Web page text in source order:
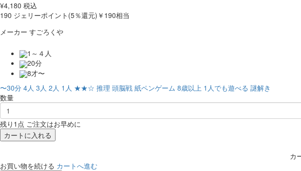
¥4,180 税込
190 ジェリーポイント(5％還元) ￥190相当
メーカー すごろくや
1～４人
20分
8才〜
〜30分 4人 3人 2人 1人 ★★☆ 推理 頭脳戦 紙ペンゲーム 8歳以上 1人でも遊べる 謎解き
数量
残り1点 ご注文はお早めに
カートに入れる
カ
お買い物を続ける カートへ進む